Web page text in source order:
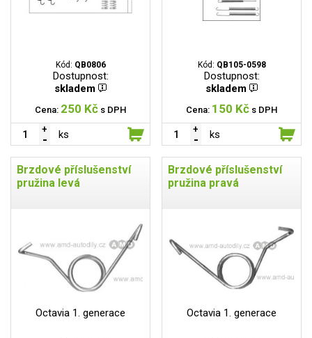
Kód: QB0806
Dostupnost:
skladem
Cena: 250 Kč s DPH
ks
Kód: QB105-0598
Dostupnost:
skladem
Cena: 150 Kč s DPH
ks
Brzdové příslušenství
pružina levá
Octavia 1. generace
Brzdové příslušenství
pružina pravá
Octavia 1. generace